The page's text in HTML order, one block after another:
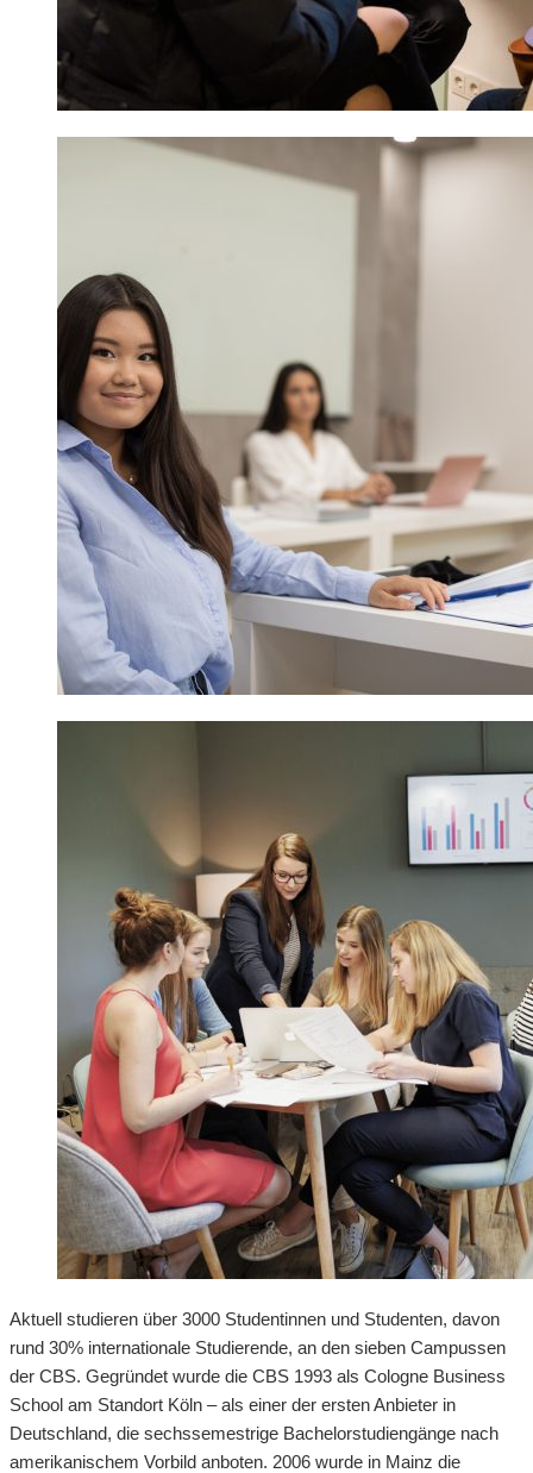
Aktuell studieren über 3000 Studentinnen und Studenten, davon
rund 30% internationale Studierende, an den sieben Campussen
der CBS. Gegründet wurde die CBS 1993 als Cologne Business
School am Standort Köln – als einer der ersten Anbieter in
Deutschland, die sechssemestrige Bachelorstudiengänge nach
amerikanischem Vorbild anboten. 2006 wurde in Mainz die